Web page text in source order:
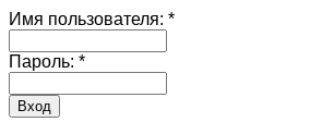
Имя пользователя: *
Пароль: *